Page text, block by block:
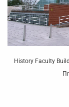
History Faculty